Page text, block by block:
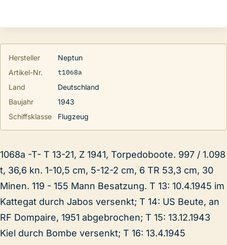
Hersteller
Neptun
Artikel-Nr.
t1068a
Land
Deutschland
Baujahr
1943
Schiffsklasse
Flugzeug
1068a -T- T 13-21, Z 1941, Torpedoboote. 997 / 1.098
t, 36,6 kn. 1-10,5 cm, 5-12-2 cm, 6 TR 53,3 cm, 30
Minen. 119 - 155 Mann Besatzung. T 13: 10.4.1945 im
Kattegat durch Jabos versenkt; T 14: US Beute, an
RF Dompaire, 1951 abgebrochen; T 15: 13.12.1943
Kiel durch Bombe versenkt; T 16: 13.4.1945